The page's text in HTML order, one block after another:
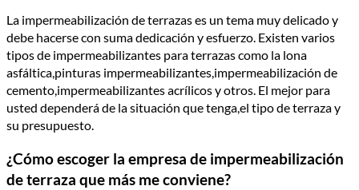
La impermeabilización de terrazas es un tema muy delicado y
debe hacerse con suma dedicación y esfuerzo. Existen varios
tipos de impermeabilizantes para terrazas como la lona
asfáltica,pinturas impermeabilizantes,impermeabilización de
cemento,impermeabilizantes acrílicos y otros. El mejor para
usted dependerá de la situación que tenga,el tipo de terraza y
su presupuesto.
¿Cómo escoger la empresa de impermeabilización
de terraza que más me conviene?